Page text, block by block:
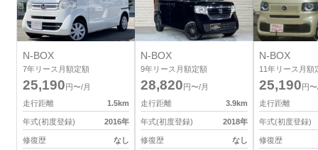
N-BOX
7年リース月額定額
25,190円〜/月
走行距離
1.5km
年式(初度登録) 2016年
修復歴 なし
N-BOX
9年リース月額定額
28,820円〜/月
走行距離
3.9km
年式(初度登録) 2018年
修復歴 なし
N-BOX
11年リース月額
25,190円
走行距離
年式(初度登録)
修復歴